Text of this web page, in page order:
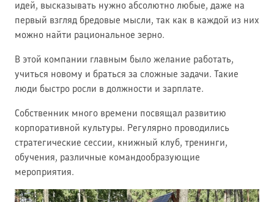
идей, высказывать нужно абсолютно любые, даже на
первый взгляд бредовые мысли, так как в каждой из них
можно найти рациональное зерно.
В этой компании главным было желание работать,
учиться новому и браться за сложные задачи. Такие
люди быстро росли в должности и зарплате.
Собственник много времени посвящал развитию
корпоративной культуры. Регулярно проводились
стратегические сессии, книжный клуб, тренинги,
обучения, различные командообразующие
мероприятия.